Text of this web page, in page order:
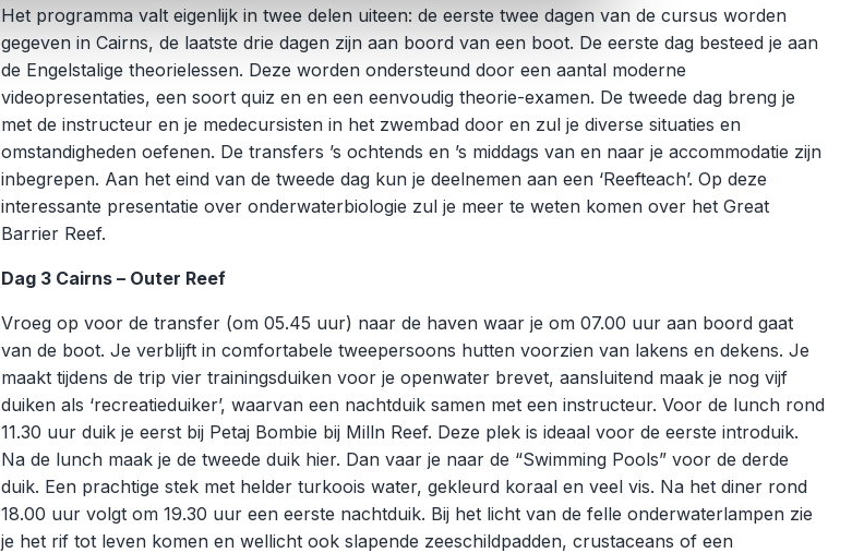
Het programma valt eigenlijk in twee delen uiteen: de eerste twee dagen van de cursus worden
gegeven in Cairns, de laatste drie dagen zijn aan boord van een boot. De eerste dag besteed je aan
de Engelstalige theorielessen. Deze worden ondersteund door een aantal moderne
videopresentaties, een soort quiz en en een eenvoudig theorie-examen. De tweede dag breng je
met de instructeur en je medecursisten in het zwembad door en zul je diverse situaties en
omstandigheden oefenen. De transfers ’s ochtends en ’s middags van en naar je accommodatie zijn
inbegrepen. Aan het eind van de tweede dag kun je deelnemen aan een ‘Reefteach’. Op deze
interessante presentatie over onderwaterbiologie zul je meer te weten komen over het Great
Barrier Reef.
Dag 3 Cairns – Outer Reef
Vroeg op voor de transfer (om 05.45 uur) naar de haven waar je om 07.00 uur aan boord gaat
van de boot. Je verblijft in comfortabele tweepersoons hutten voorzien van lakens en dekens. Je
maakt tijdens de trip vier trainingsduiken voor je openwater brevet, aansluitend maak je nog vijf
duiken als ‘recreatieduiker’, waarvan een nachtduik samen met een instructeur. Voor de lunch rond
11.30 uur duik je eerst bij Petaj Bombie bij Milln Reef. Deze plek is ideaal voor de eerste introduik.
Na de lunch maak je de tweede duik hier. Dan vaar je naar de “Swimming Pools” voor de derde
duik. Een prachtige stek met helder turkoois water, gekleurd koraal en veel vis. Na het diner rond
18.00 uur volgt om 19.30 uur een eerste nachtduik. Bij het licht van de felle onderwaterlampen zie
je het rif tot leven komen en wellicht ook slapende zeeschildpadden, crustaceans of een